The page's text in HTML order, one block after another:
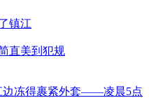
镇江
直美到犯规
边冻得裹紧外套——凌晨5点